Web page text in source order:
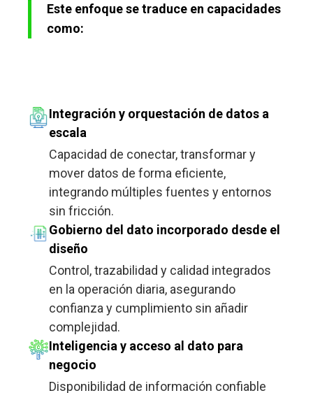
Este enfoque se traduce en capacidades
como:
Integración y orquestación de datos a
escala
Capacidad de conectar, transformar y
mover datos de forma eficiente,
integrando múltiples fuentes y entornos
sin fricción.
Gobierno del dato incorporado desde el
diseño
Control, trazabilidad y calidad integrados
en la operación diaria, asegurando
confianza y cumplimiento sin añadir
complejidad.
Inteligencia y acceso al dato para
negocio
Disponibilidad de información confiable